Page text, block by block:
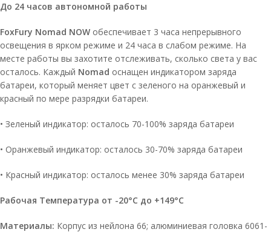
До 24 часов автономной работы
FoxFury Nomad NOW обеспечивает 3 часа непрерывного
освещения в ярком режиме и 24 часа в слабом режиме. На
месте работы вы захотите отслеживать, сколько света у вас
осталось. Каждый Nomad оснащен индикатором заряда
батареи, который меняет цвет с зеленого на оранжевый и
красный по мере разрядки батареи.
• Зеленый индикатор: осталось 70-100% заряда батареи
• Оранжевый индикатор: осталось 30-70% заряда батареи
• Красный индикатор: осталось менее 30% заряда батареи
Рабочая Температура от -20°C до +149°C
Материалы: Корпус из нейлона 66; алюминиевая головка 6061-